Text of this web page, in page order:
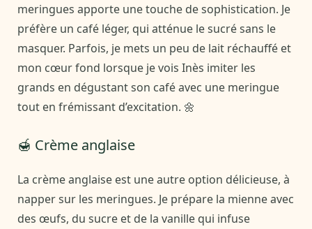
meringues apporte une touche de sophistication. Je
préfère un café léger, qui atténue le sucré sans le
masquer. Parfois, je mets un peu de lait réchauffé et
mon cœur fond lorsque je vois Inès imiter les
grands en dégustant son café avec une meringue
tout en frémissant d’excitation. 🌼
🍯 Crème anglaise
La crème anglaise est une autre option délicieuse, à
napper sur les meringues. Je prépare la mienne avec
des œufs, du sucre et de la vanille qui infuse